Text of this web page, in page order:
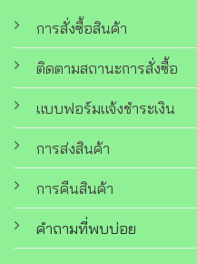
การสั่งซื้อสินค้า
ติดตามสถานะการสั่งซื้อ
แบบฟอร์มแจ้งชำระเงิน
การส่งสินค้า
การคืนสินค้า
คำถามที่พบบ่อย